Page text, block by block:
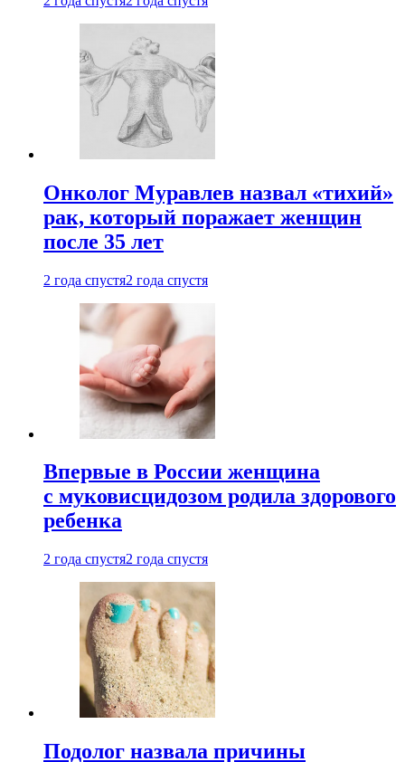
Онколог Муравлев назвал «тихий»
рак, который поражает женщин
после 35 лет
2 года спустя2 года спустя
Впервые в России женщина
с муковисцидозом родила здорового
ребенка
2 года спустя2 года спустя
Подолог назвала причины